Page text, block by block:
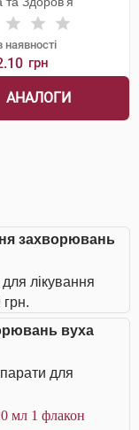
грн
АНАЛОГИ
захворювань
лікування
вуха
для
мл 1 флакон